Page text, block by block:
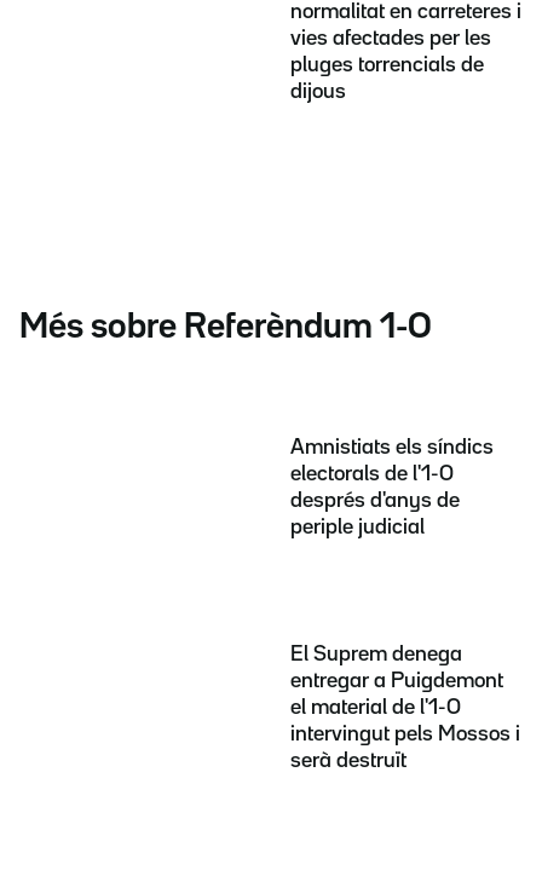
normalitat en carreteres i
vies afectades per les
pluges torrencials de
dijous
Més sobre Referèndum 1-O
Amnistiats els síndics
electorals de l'1-O
després d'anys de
periple judicial
El Suprem denega
entregar a Puigdemont
el material de l'1-O
intervingut pels Mossos i
serà destruït